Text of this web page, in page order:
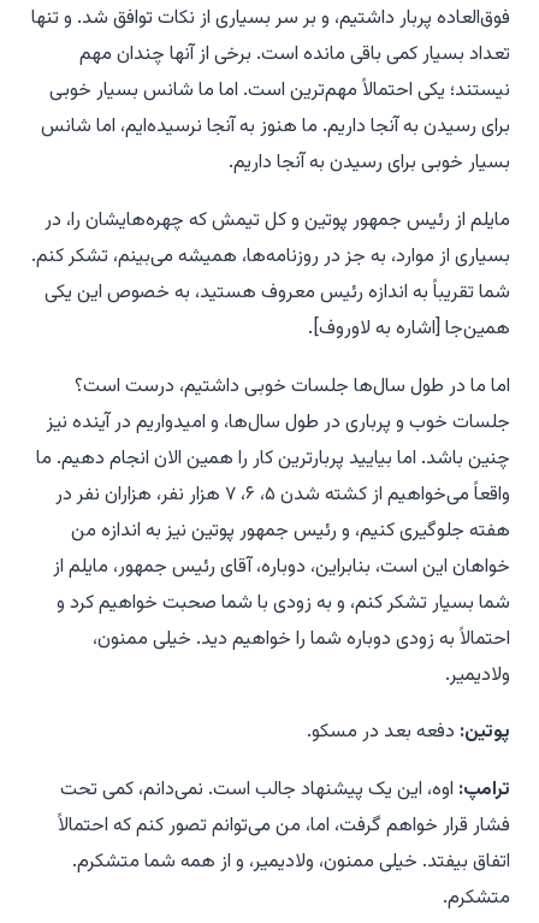
فوق‌العاده پربار داشتیم، و بر سر بسیاری از نکات توافق شد. و تنها
تعداد بسیار کمی باقی مانده است. برخی از آنها چندان مهم
نیستند؛ یکی احتمالاً مهم‌ترین است. اما ما شانس بسیار خوبی
برای رسیدن به آنجا داریم. ما هنوز به آنجا نرسیده‌ایم، اما شانس
بسیار خوبی برای رسیدن به آنجا داریم.
مایلم از رئیس جمهور پوتین و کل تیمش که چهره‌هایشان را، در
بسیاری از موارد، به جز در روزنامه‌ها، همیشه می‌بینم، تشکر کنم.
شما تقریباً به اندازه رئیس معروف هستید، به خصوص این یکی
همین‌جا [اشاره به لاوروف].
اما ما در طول سال‌ها جلسات خوبی داشتیم، درست است؟
جلسات خوب و پرباری در طول سال‌ها، و امیدواریم در آینده نیز
چنین باشد. اما بیایید پربارترین کار را همین الان انجام دهیم. ما
واقعاً می‌خواهیم از کشته شدن ۵، ۶، ۷ هزار نفر، هزاران نفر در
هفته جلوگیری کنیم، و رئیس جمهور پوتین نیز به اندازه من
خواهان این است، بنابراین، دوباره، آقای رئیس جمهور، مایلم از
شما بسیار تشکر کنم، و به زودی با شما صحبت خواهیم کرد و
احتمالاً به زودی دوباره شما را خواهیم دید. خیلی ممنون،
ولادیمیر.
پوتین: دفعه بعد در مسکو.
ترامپ: اوه، این یک پیشنهاد جالب است. نمی‌دانم، کمی تحت
فشار قرار خواهم گرفت، اما، من می‌توانم تصور کنم که احتمالاً
اتفاق بیفتد. خیلی ممنون، ولادیمیر، و از همه شما متشکرم.
متشکرم.